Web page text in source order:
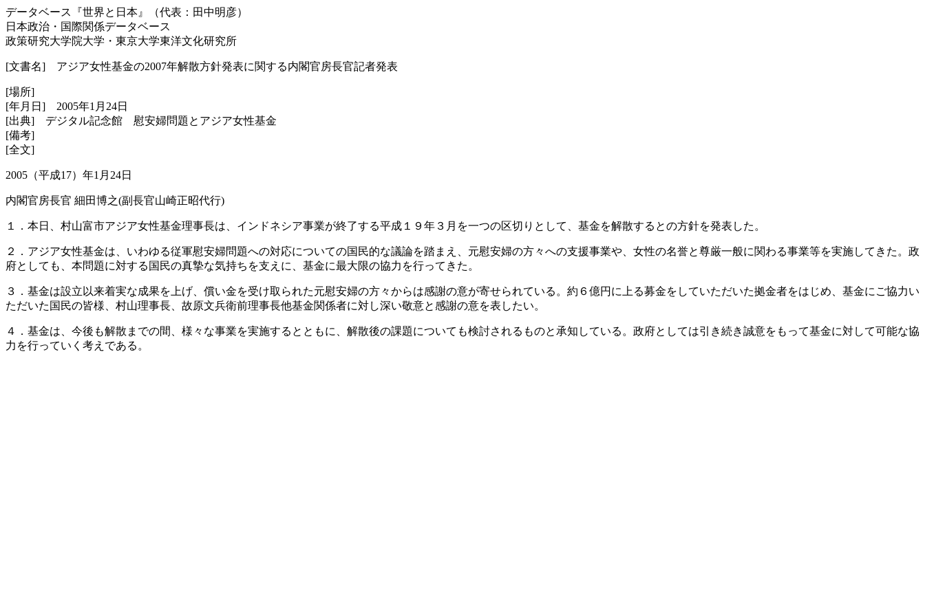
データベース『世界と日本』（代表：田中明彦）
日本政治・国際関係データベース
政策研究大学院大学・東京大学東洋文化研究所
[文書名] アジア女性基金の2007年解散方針発表に関する内閣官房長官記者発表
[場所]
[年月日] 2005年1月24日
[出典] デジタル記念館 慰安婦問題とアジア女性基金
[備考]
[全文]
2005（平成17）年1月24日
内閣官房長官 細田博之(副長官山崎正昭代行)
１．本日、村山富市アジア女性基金理事長は、インドネシア事業が終了する平成１９年３月を一つの区切りとして、基金を解散するとの方針を発表した。
２．アジア女性基金は、いわゆる従軍慰安婦問題への対応についての国民的な議論を踏まえ、元慰安婦の方々への支援事業や、女性の名誉と尊厳一般に関わる事業等を実施してきた。政
府としても、本問題に対する国民の真摯な気持ちを支えに、基金に最大限の協力を行ってきた。
３．基金は設立以来着実な成果を上げ、償い金を受け取られた元慰安婦の方々からは感謝の意が寄せられている。約６億円に上る募金をしていただいた拠金者をはじめ、基金にご協力い
ただいた国民の皆様、村山理事長、故原文兵衛前理事長他基金関係者に対し深い敬意と感謝の意を表したい。
４．基金は、今後も解散までの間、様々な事業を実施するとともに、解散後の課題についても検討されるものと承知している。政府としては引き続き誠意をもって基金に対して可能な協
力を行っていく考えである。